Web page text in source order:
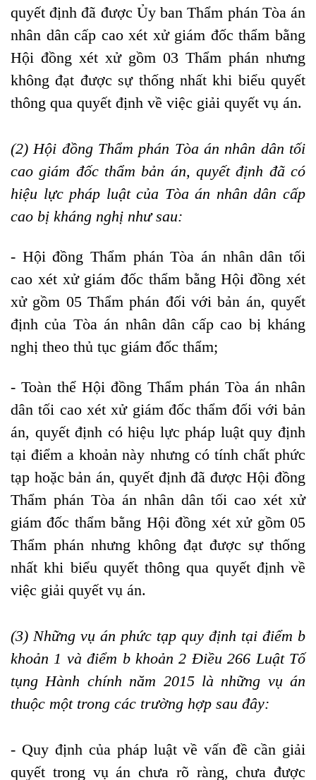
quyết định đã được Ủy ban Thẩm phán Tòa án
nhân dân cấp cao xét xử giám đốc thẩm bằng
Hội đồng xét xử gồm 03 Thẩm phán nhưng
không đạt được sự thống nhất khi biểu quyết
thông qua quyết định về việc giải quyết vụ án.
(2) Hội đồng Thẩm phán Tòa án nhân dân tối
cao giám đốc thẩm bản án, quyết định đã có
hiệu lực pháp luật của Tòa án nhân dân cấp
cao bị kháng nghị như sau:
- Hội đồng Thẩm phán Tòa án nhân dân tối
cao xét xử giám đốc thẩm bằng Hội đồng xét
xử gồm 05 Thẩm phán đối với bản án, quyết
định của Tòa án nhân dân cấp cao bị kháng
nghị theo thủ tục giám đốc thẩm;
- Toàn thể Hội đồng Thẩm phán Tòa án nhân
dân tối cao xét xử giám đốc thẩm đối với bản
án, quyết định có hiệu lực pháp luật quy định
tại điểm a khoản này nhưng có tính chất phức
tạp hoặc bản án, quyết định đã được Hội đồng
Thẩm phán Tòa án nhân dân tối cao xét xử
giám đốc thẩm bằng Hội đồng xét xử gồm 05
Thẩm phán nhưng không đạt được sự thống
nhất khi biểu quyết thông qua quyết định về
việc giải quyết vụ án.
(3) Những vụ án phức tạp quy định tại điểm b
khoản 1 và điểm b khoản 2 Điều 266 Luật Tố
tụng Hành chính năm 2015 là những vụ án
thuộc một trong các trường hợp sau đây:
- Quy định của pháp luật về vấn đề cần giải
quyết trong vụ án chưa rõ ràng, chưa được